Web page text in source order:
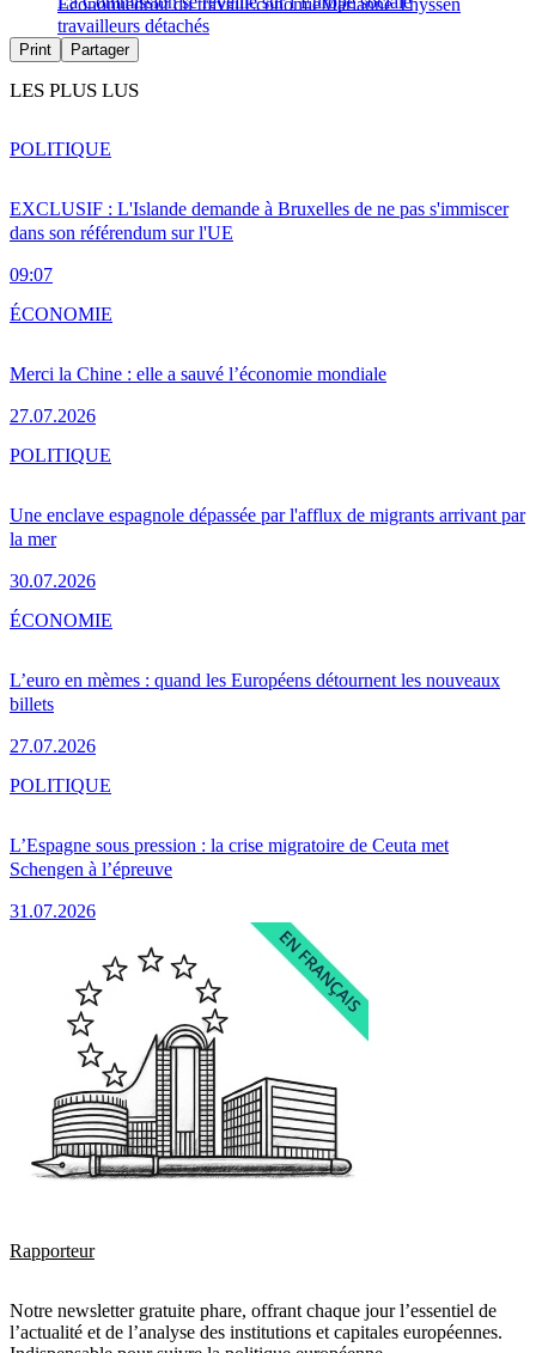
Économiedroit du travailÉconomieMarianne Thyssen
travailleurs détachés
Print Partager
LES PLUS LUS
EXCLUSIF : L'Islande demande à Bruxelles de ne pas s'immiscer
dans son référendum sur l'UE
09:07
POLITIQUE
Merci la Chine : elle a sauvé l’économie mondiale
27.07.2026
ÉCONOMIE
Une enclave espagnole dépassée par l'afflux de migrants arrivant par
la mer
30.07.2026
POLITIQUE
L’euro en mèmes : quand les Européens détournent les nouveaux
billets
27.07.2026
ÉCONOMIE
L’Espagne sous pression : la crise migratoire de Ceuta met
Schengen à l’épreuve
31.07.2026
POLITIQUE
Rapporteur
Notre newsletter gratuite phare, offrant chaque jour l’essentiel de
l’actualité et de l’analyse des institutions et capitales européennes.